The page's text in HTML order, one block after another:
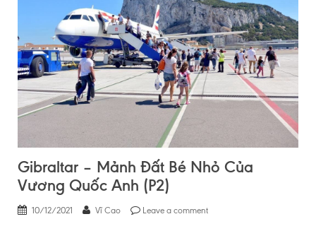
Gibraltar – Mảnh Đất Bé Nhỏ Của
Vương Quốc Anh (P2)
10/12/2021 Vĩ Cao Leave a comment